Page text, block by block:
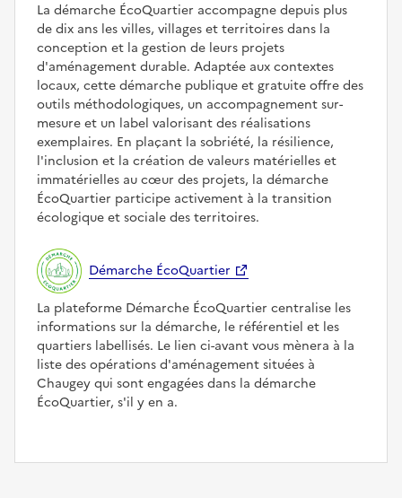
La démarche ÉcoQuartier accompagne depuis plus
de dix ans les villes, villages et territoires dans la
conception et la gestion de leurs projets
d'aménagement durable. Adaptée aux contextes
locaux, cette démarche publique et gratuite offre des
outils méthodologiques, un accompagnement sur-
mesure et un label valorisant des réalisations
exemplaires. En plaçant la sobriété, la résilience,
l'inclusion et la création de valeurs matérielles et
immatérielles au cœur des projets, la démarche
ÉcoQuartier participe activement à la transition
écologique et sociale des territoires.
Démarche ÉcoQuartier
La plateforme Démarche ÉcoQuartier centralise les
informations sur la démarche, le référentiel et les
quartiers labellisés. Le lien ci-avant vous mènera à la
liste des opérations d'aménagement situées à
Chaugey qui sont engagées dans la démarche
ÉcoQuartier, s'il y en a.